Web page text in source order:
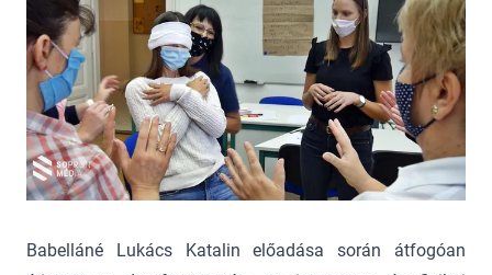
Babelláné Lukács Katalin előadása során átfogóan